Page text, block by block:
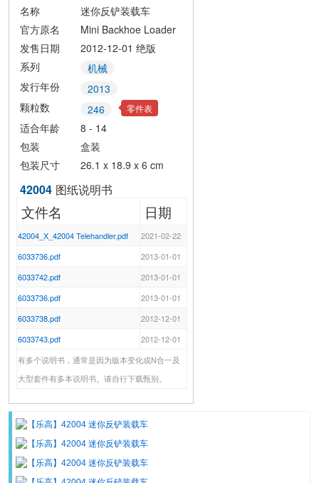
名称
迷你反铲装载车
官方原名
Mini Backhoe Loader
发售日期
2012-12-01 绝版
系列
机械
发行年份
2013
颗粒数
246 零件表
适合年龄
8 - 14
包装
盒装
包装尺寸
26.1 x 18.9 x 6 cm
42004 图纸说明书
文件名 日期
42004_X_42004 Telehandler.pdf
2021-02-22
6033736.pdf
2013-01-01
6033742.pdf
2013-01-01
6033736.pdf
2013-01-01
6033738.pdf
2012-12-01
6033743.pdf
2012-12-01
有多个说明书，通常是因为版本变化或N合一及
大型套件有多本说明书。请自行下载甄别。